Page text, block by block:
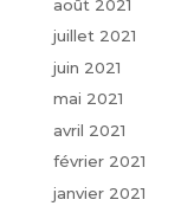
août 2021
juillet 2021
juin 2021
mai 2021
avril 2021
février 2021
janvier 2021